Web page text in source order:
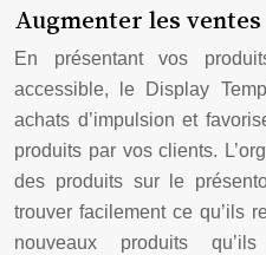
Augmenter les ventes
En présentant vos
accessible, le Display
achats d’impulsion et
produits par vos clients.
des produits sur le
trouver facilement ce qu’ils
nouveaux produits